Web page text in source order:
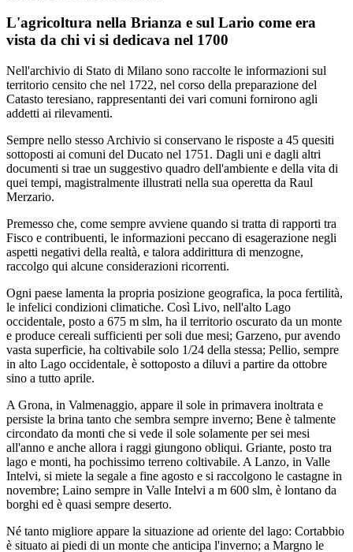
L'agricoltura nella Brianza e sul Lario come era
vista da chi vi si dedicava nel 1700
Nell'archivio di Stato di Milano sono raccolte le informazioni sul
territorio censito che nel 1722, nel corso della preparazione del
Catasto teresiano, rappresentanti dei vari comuni fornirono agli
addetti ai rilevamenti.
Sempre nello stesso Archivio si conservano le risposte a 45 quesiti
sottoposti ai comuni del Ducato nel 1751. Dagli uni e dagli altri
documenti si trae un suggestivo quadro dell'ambiente e della vita di
quei tempi, magistralmente illustrati nella sua operetta da Raul
Merzario.
Premesso che, come sempre avviene quando si tratta di rapporti tra
Fisco e contribuenti, le informazioni peccano di esagerazione negli
aspetti negativi della realtà, e talora addirittura di menzogne,
raccolgo qui alcune considerazioni ricorrenti.
Ogni paese lamenta la propria posizione geografica, la poca fertilità,
le infelici condizioni climatiche. Così Livo, nell'alto Lago
occidentale, posto a 675 m slm, ha il territorio oscurato da un monte
e produce cereali sufficienti per soli due mesi; Garzeno, pur avendo
vasta superficie, ha coltivabile solo 1/24 della stessa; Pellio, sempre
in alto Lago occidentale, è sottoposto a diluvi a partire da ottobre
sino a tutto aprile.
A Grona, in Valmenaggio, appare il sole in primavera inoltrata e
persiste la brina tanto che sembra sempre inverno; Bene è talmente
circondato da monti che si vede il sole solamente per sei mesi
all'anno e anche allora i raggi giungono obliqui. Griante, posto tra
lago e monti, ha pochissimo terreno coltivabile. A Lanzo, in Valle
Intelvi, si miete la segale a fine agosto e si raccolgono le castagne in
novembre; Laino sempre in Valle Intelvi a m 600 slm, è lontano da
borghi ed è quasi sempre deserto.
Né tanto migliore appare la situazione ad oriente del lago: Cortabbio
è situato ai piedi di un monte che anticipa l'inverno; a Margno le